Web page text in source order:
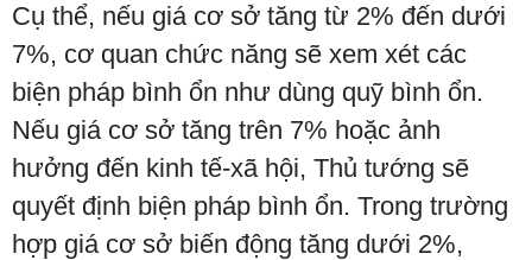
Cụ thể, nếu giá cơ sở tăng từ 2% đến dưới
7%, cơ quan chức năng sẽ xem xét các
biện pháp bình ổn như dùng quỹ bình ổn.
Nếu giá cơ sở tăng trên 7% hoặc ảnh
hưởng đến kinh tế-xã hội, Thủ tướng sẽ
quyết định biện pháp bình ổn. Trong trường
hợp giá cơ sở biến động tăng dưới 2%,